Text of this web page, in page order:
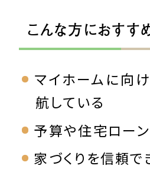
こんな方におすす
マイホームに向
航している
予算や住宅ロー
家づくりを信頼